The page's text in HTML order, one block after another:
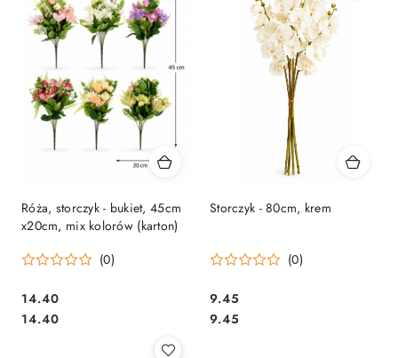
Róża, storczyk - bukiet, 45cm
x20cm, mix kolorów (karton)
(0)
Cena:
14.40
Cena:
14.40
Storczyk - 80cm, krem
(0)
Cena:
9.45
Cena:
9.45